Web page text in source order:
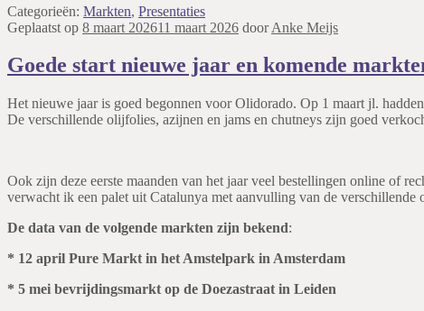
Categorieën: Markten, Presentaties
Geplaatst op 8 maart 202611 maart 2026 doorAnke Meijs
Goede start nieuwe jaar en komende
Het nieuwe jaar is goed begonnen voor Olidorado. Op 1 maart jl.
De verschillende olijfolies, azijnen en jams en chutneys zijn goed
Ook zijn deze eerste maanden van het jaar veel bestellingen online of
verwacht ik een palet uit Catalunya met aanvulling van de
De data van de volgende markten zijn bekend:
* 12 april Pure Markt in het Amstelpark in Amsterdam
* 5 mei bevrijdingsmarkt op de Doezastraat in Leiden